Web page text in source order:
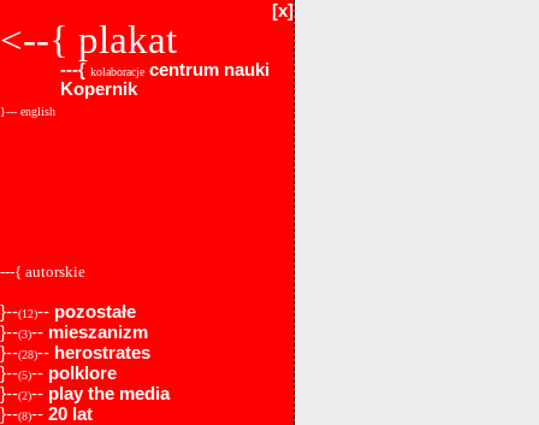
[x]
<--{ plakat
---{ kolaboracje centrum nauki
Kopernik
}--- english
---{ autorskie
}--(12)-- pozostałe
}--(3)-- mieszanizm
}--(28)-- herostrates
}--(5)-- polklore
}--(2)-- play the media
}--(8)-- 20 lat